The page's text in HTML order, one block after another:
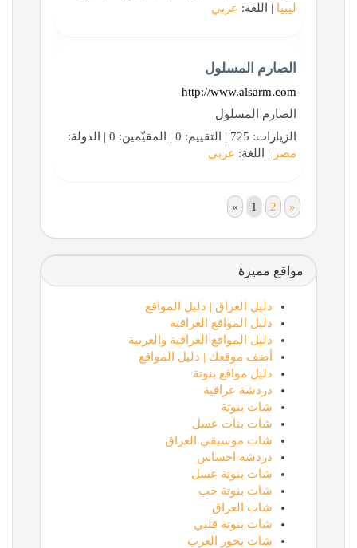
ليبيا | اللغة: عربي
الصارم المسلول
http://www.alsarm.com
الصارم المسلول
الزيارات: 725 | التقييم: 0 | المقيّمين: 0 | الدولة:
مصر | اللغة: عربي
« 1 2 »
مواقع مميزة
دليل العراق | دليل المواقع
دليل المواقع العراقية
دليل المواقع العراقية والعربية
أضف موقعك | دليل المواقع
دليل مواقع بنوتة
دردشة عراقية
شات بنوتة
شات بنات عسل
شات موسيقى العراق
دردشة احساس
شات بنوتة عسل
شات بنوتة حب
شات العراق
شات بنوتة قلبي
شات بحور العرب